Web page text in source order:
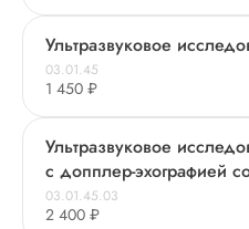
Ультразвуковое
03.01.45
1 450 ₽
Ультразвуковое
с допплер-эхографией
03.01.45.03
2 400 ₽